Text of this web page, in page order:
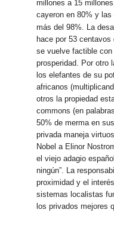
millones a 15
cayeron en 80% y
más del 98%. La
hace por 53
se vuelve factible
prosperidad. Por otro
los elefantes de su
africanos
otros la propiedad
commons (en
50% de merma en
privada maneja
Nobel a Elinor
el viejo adagio
ningún”. La
proximidad y el
sistemas localistas
los privados mejores